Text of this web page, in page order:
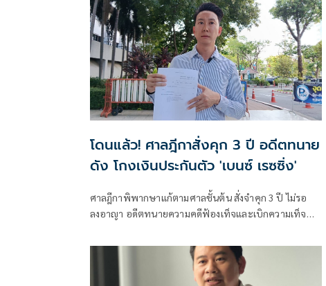
โดนแล้ว! ศาลฎีกาสั่งคุก 3 ปี อดีตทนาย
ดัง โกงเงินประกันตัว 'เบนซ์ เรซซิ่ง'
ศาลฎีกาพิพากษาแก้ตามศาลชั้นต้น สั่งจำคุก 3 ปี ไม่รอ
ลงอาญา อดีตทนายความคดีฟ้องเท็จและเบิกความเท็จ